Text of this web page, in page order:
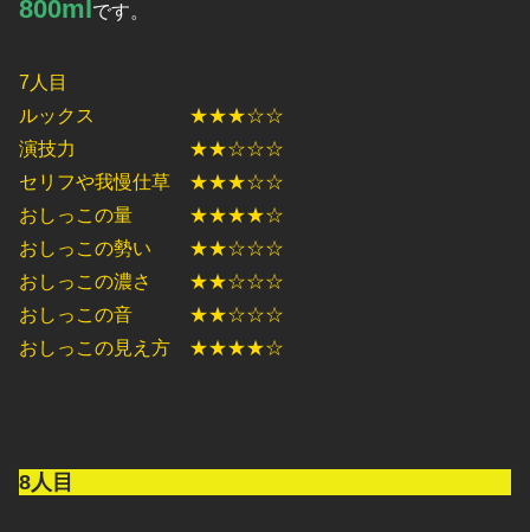
800ml です。
7人目
ルックス ★★★☆☆
演技力 ★★☆☆☆
セリフや我慢仕草 ★★★☆☆
おしっこの量 ★★★★☆
おしっこの勢い ★★☆☆☆
おしっこの濃さ ★★☆☆☆
おしっこの音 ★★☆☆☆
おしっこの見え方 ★★★★☆
8人目